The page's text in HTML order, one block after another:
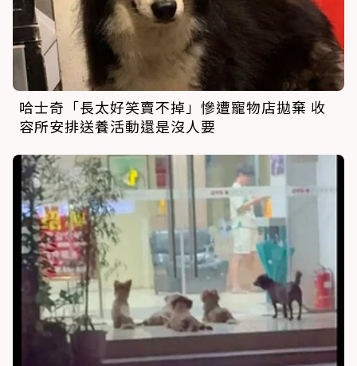
哈士奇「長太好笑賣不掉」慘遭寵物店拋棄 收
容所安排送養活動還是沒人要